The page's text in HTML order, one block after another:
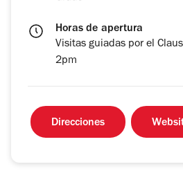
Horas de apertura
Visitas guiadas por el
2pm
Direcciones